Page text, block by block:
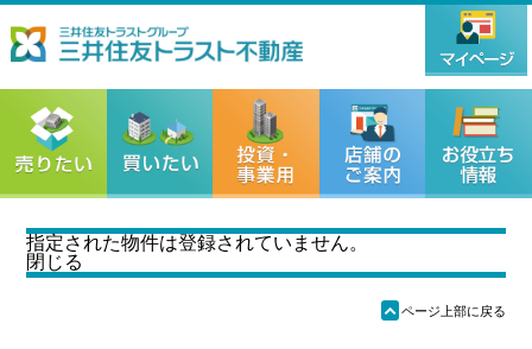
指定された物件は登録されていません。
閉じる
ü ページ上部に戻る